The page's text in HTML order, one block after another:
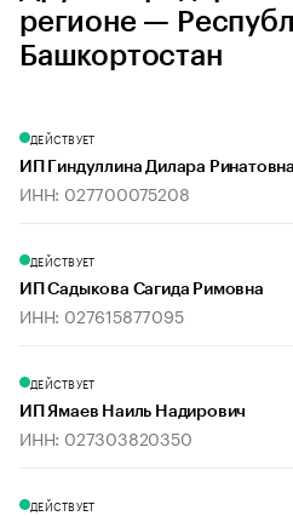
регионе —
Башкортостан
ДЕЙСТВУЕТ
ИП Гиндуллина Дилара Ринатовна
ИНН: 027700075208
ДЕЙСТВУЕТ
ИП Садыкова Сагида Римовна
ИНН: 027615877095
ДЕЙСТВУЕТ
ИП Ямаев Наиль Надирович
ИНН: 027303820350
ДЕЙСТВУЕТ